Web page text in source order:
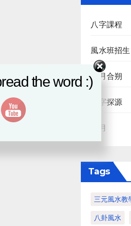
八字課程
風水班招生
日月合朔
八字探源
血月
Tags
三元風水教
八卦風水
the word :)